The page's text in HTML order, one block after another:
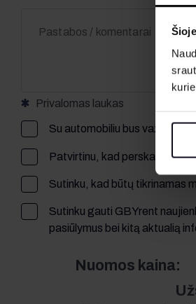
Privalomas laukas
Su automobiliu bus
Patvirtinu, kad perskaičiau ir
Sutinku, kad būtų tikrinamas
Sutinku gauti GBYrent
pasiūlymus bei kitą aktualią
Nuomos kaina: